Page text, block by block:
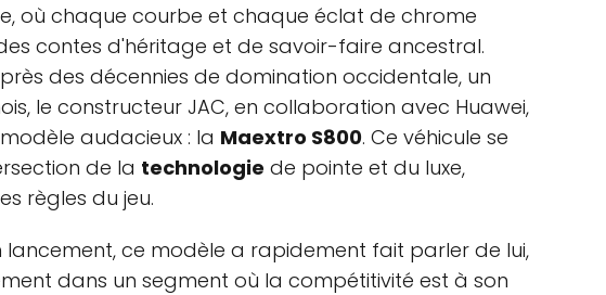
où chaque courbe et chaque éclat de chrome
contes d'héritage et de savoir-faire ancestral.
des décennies de domination occidentale, un
le constructeur JAC, en collaboration avec Huawei,
audacieux : la Maextro S800. Ce véhicule se
de la technologie de pointe et du luxe,
règles du jeu.
lancement, ce modèle a rapidement fait parler de lui,
dans un segment où la compétitivité est à son